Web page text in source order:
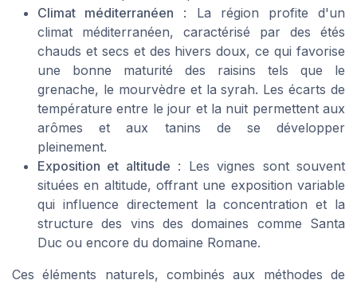
Climat méditerranéen : La région profite d'un
climat méditerranéen, caractérisé par des étés
chauds et secs et des hivers doux, ce qui favorise
une bonne maturité des raisins tels que le
grenache, le mourvèdre et la syrah. Les écarts de
température entre le jour et la nuit permettent aux
arômes et aux tanins de se développer
pleinement.
Exposition et altitude : Les vignes sont souvent
situées en altitude, offrant une exposition variable
qui influence directement la concentration et la
structure des vins des domaines comme Santa
Duc ou encore du domaine Romane.
Ces éléments naturels, combinés aux méthodes de